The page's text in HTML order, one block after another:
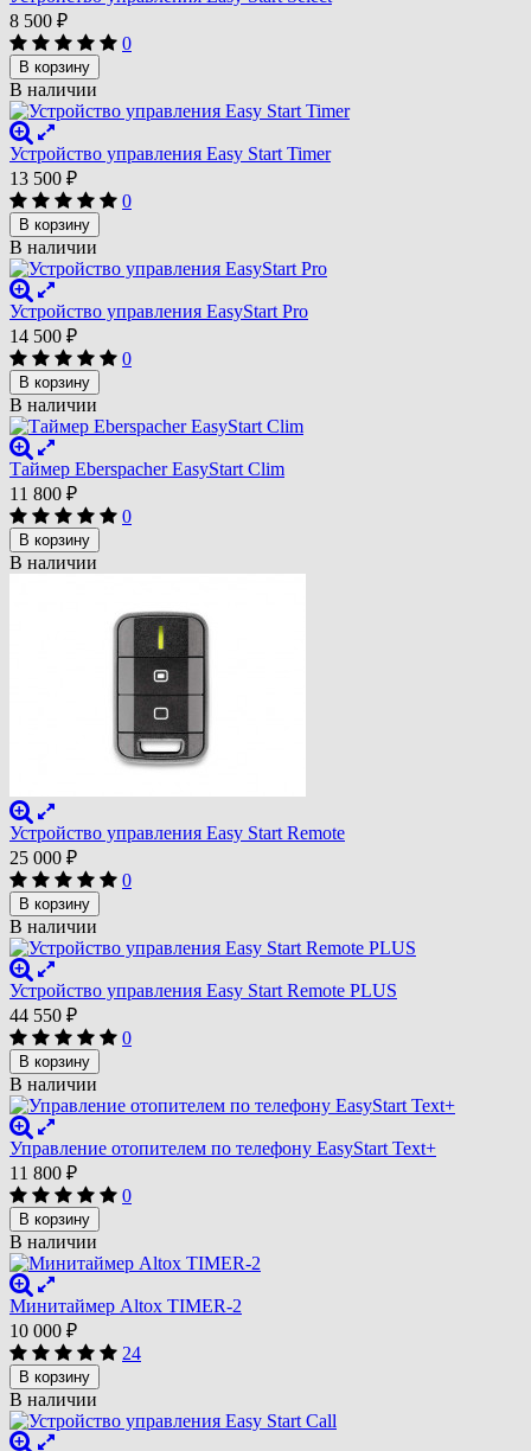
8 500 ₽
0
В корзину
В наличии
Устройство управления Easy Start Timer
13 500 ₽
0
В корзину
В наличии
Устройство управления EasyStart Pro
14 500 ₽
0
В корзину
В наличии
Таймер Eberspacher EasyStart Clim
11 800 ₽
0
В корзину
В наличии
Устройство управления Easy Start Remote
25 000 ₽
0
В корзину
В наличии
Устройство управления Easy Start Remote PLUS
44 550 ₽
0
В корзину
В наличии
Управление отопителем по телефону EasyStart Text+
11 800 ₽
0
В корзину
В наличии
Минитаймер Altox TIMER-2
10 000 ₽
24
В корзину
В наличии